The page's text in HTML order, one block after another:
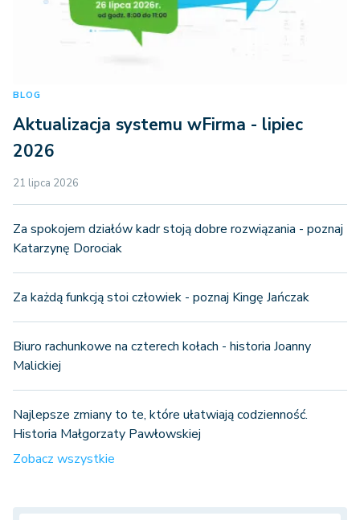
BLOG
Aktualizacja systemu wFirma - lipiec
2026
21 lipca 2026
Za spokojem działów kadr stoją dobre rozwiązania - poznaj
Katarzynę Dorociak
Za każdą funkcją stoi człowiek - poznaj Kingę Jańczak
Biuro rachunkowe na czterech kołach - historia Joanny
Malickiej
Najlepsze zmiany to te, które ułatwiają codzienność.
Historia Małgorzaty Pawłowskiej
Zobacz wszystkie